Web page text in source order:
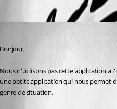
Bonjour,
Nous n'utilisons pas cette application a
une petite application qui nous permet
genre de situation.